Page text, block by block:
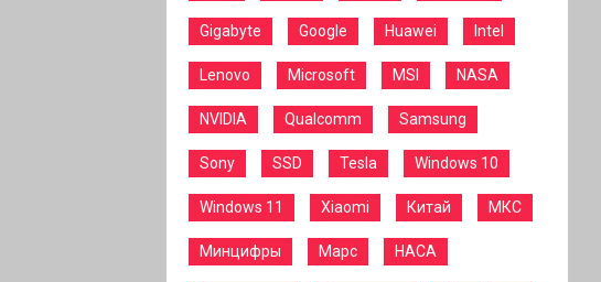
Gigabyte Google Huawei Intel
Lenovo Microsoft MSI NASA
NVIDIA Qualcomm Samsung
Sony SSD Tesla Windows 10
Windows 11 Xiaomi Китай МКС
Минцифры Марс НАСА